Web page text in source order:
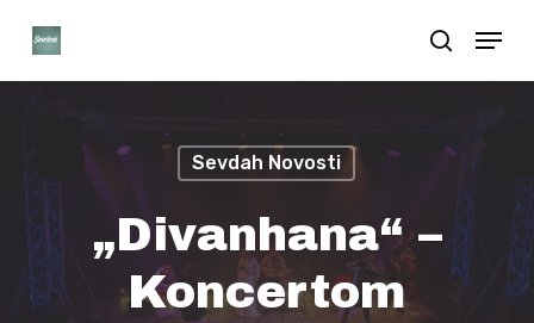
search
Menu
Sevdah Novosti
„Divanhana“ –
Koncertom
Close